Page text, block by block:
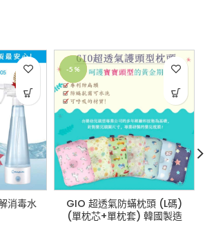
消毒水
-5%
GIO 超透氣防蟎枕頭 (L碼)
(單枕芯+單枕套) 韓國製造